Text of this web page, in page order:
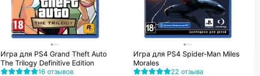
Игра для PS4 Grand Theft Auto
The Trilogy Definitive Edition
16 отзывов
Игра для PS4 Spider-Man Miles
Morales
22 отзыва